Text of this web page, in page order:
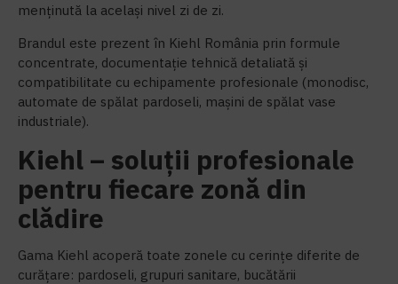
menținută la același nivel zi de zi.
Brandul este prezent în Kiehl România prin formule
concentrate, documentație tehnică detaliată și
compatibilitate cu echipamente profesionale (monodisc,
automate de spălat pardoseli, mașini de spălat vase
industriale).
Kiehl – soluții profesionale
pentru fiecare zonă din
clădire
Gama Kiehl acoperă toate zonele cu cerințe diferite de
curățare: pardoseli, grupuri sanitare, bucătării